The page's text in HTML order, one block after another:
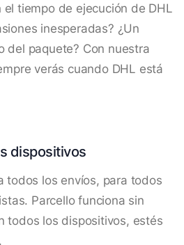
el tiempo de ejecución de DHL
inesperadas? ¿Un
del paquete? Con nuestra
verás cuando DHL está
dispositivos
todos los envíos, para todos
Parcello funciona sin
todos los dispositivos, estés